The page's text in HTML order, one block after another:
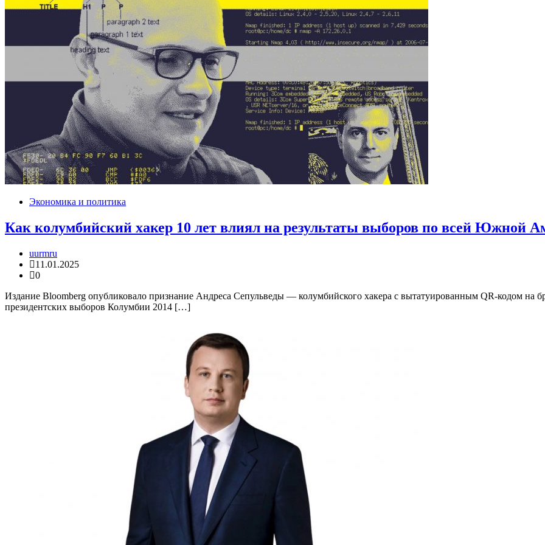
Экономика и политика
Как колумбийский хакер 10 лет влиял на результаты выборов по всей Южной
uurmru
11.01.2025
0
Издание Bloomberg опубликовало признание Андреса Сепульведы — колумбийского хакера с вытатуированным QR-кодом на
президентских выборов Колумбии 2014 […]